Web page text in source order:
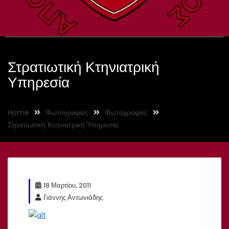
Στρατιωτική Κτηνιατρική
Υπηρεσία
Home Φωτογραφίες
Φωτογραφίες
Στρατιωτική Κτηνιατρική Υπηρεσία
18 Μαρτίου, 2011
Γιάννης Αντωνιάδης